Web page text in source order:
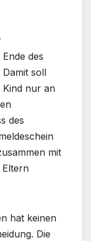
des
soll
Kind nur an
des
mit
Eltern
hat keinen
Die